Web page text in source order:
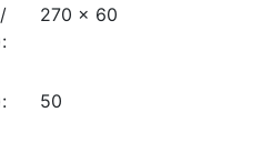
270 x 60
50